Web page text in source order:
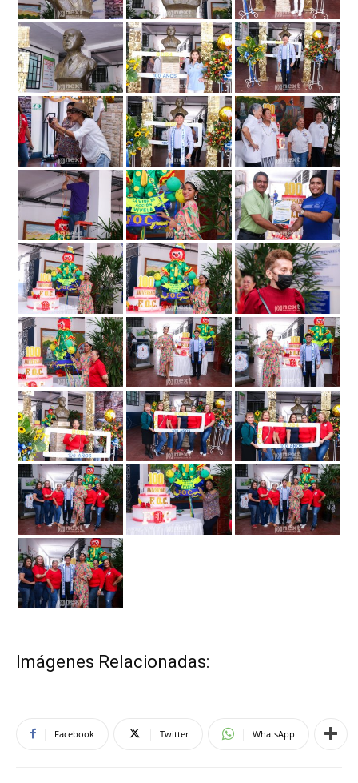
Imágenes Relacionadas:
Facebook Twitter WhatsApp